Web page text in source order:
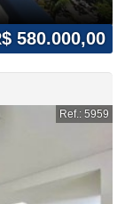
580.000,00
Ref.: 5959